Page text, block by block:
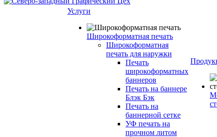
Услуги
Широкоформатная печать
Широкоформатная
печать для наружки
Печать
широкоформатных
баннеров
Печать на баннере
Блэк Бэк
Печать на
баннерной сетке
УФ печать на
прочном литом